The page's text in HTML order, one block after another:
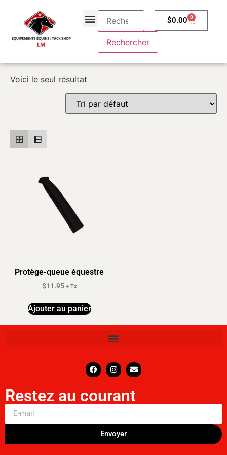
$0.00 0
Voici le seul résultat
Protège-queue équestre
$11.95 + Tx
Ajouter au panier
Restez au courant
Envoyer